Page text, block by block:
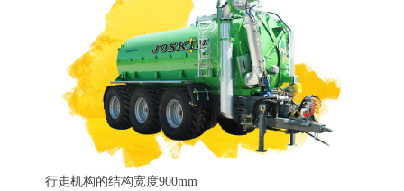
行走机构的结构宽度900mm